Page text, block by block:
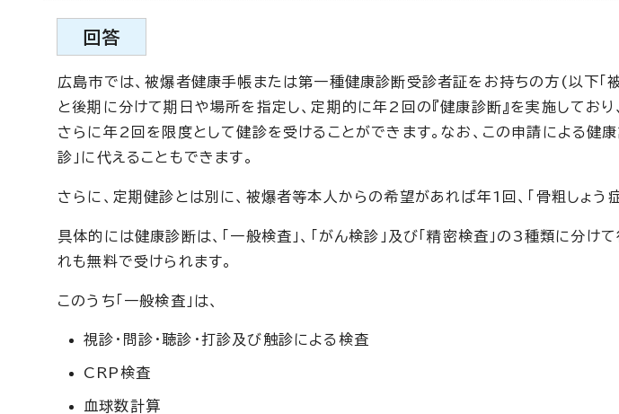
回答
広島市では、被爆者健康手帳または第一種健康診断受診者証をお持ちの方(以下「
と後期に分けて期日や場所を指定し、定期的に年2回の『健康診断』を実施しており
さらに年2回を限度として健診を受けることができます。なお、この申請による健
診」に代えることもできます。
さらに、定期健診とは別に、被爆者等本人からの希望があれば年1回、「骨粗しょう
具体的には健康診断は、「一般検査」、「がん検診」及び「精密検査」の3種類に分け
れも無料で受けられます。
このうち「一般検査」は、
視診・問診・聴診・打診及び触診による検査
CRP検査
血球数計算